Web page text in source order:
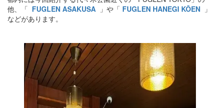
他、「 FUGLEN ASAKUSA 」や「 FUGLEN HANEGI KŌEN
」
などがあります。